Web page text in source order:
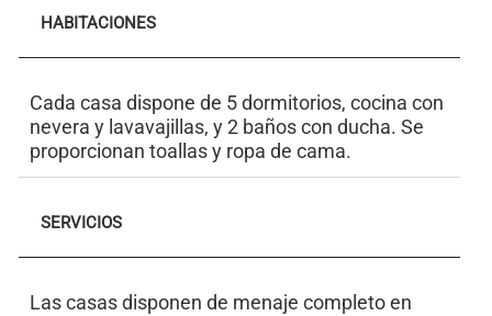
HABITACIONES
Cada casa dispone de 5 dormitorios, cocina con
nevera y lavavajillas, y 2 baños con ducha. Se
proporcionan toallas y ropa de cama.
SERVICIOS
Las casas disponen de menaje completo en